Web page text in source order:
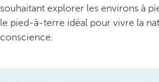
souhaitant explorer les environs à
le pied-à-terre idéal pour vivre la
conscience.